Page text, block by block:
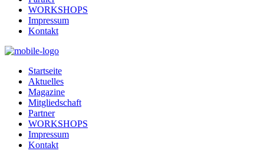
WORKSHOPS
Impressum
Kontakt
Startseite
Aktuelles
Magazine
Mitgliedschaft
Partner
WORKSHOPS
Impressum
Kontakt